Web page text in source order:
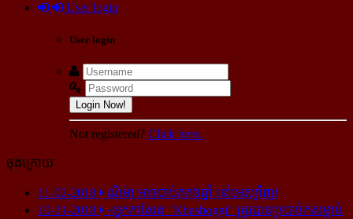
User login
User login
Login Now!
Not registered? Click here.
ចុងក្រោយ
11-02-2018
ណីម៉ា អាច​ជាប់​គុក​៦ឆ្នាំ នៅ​អេស្ប៉ាញ!
10-31-2018
«អ្នក​កាសែត "Khashoggi" ត្រូវ​បាន​ច្របាច់ក​សម្លាប់​